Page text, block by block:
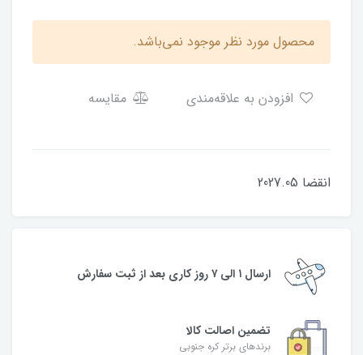
محصول مورد نظر موجود نمی‌باشد.
مقایسه
انقضا 2027.05
ارسال ۱ الی ۷ روز کاری بعد از ثبت سفارش
تضمین اصالت کالا
برندهای برتر کره جنوبی